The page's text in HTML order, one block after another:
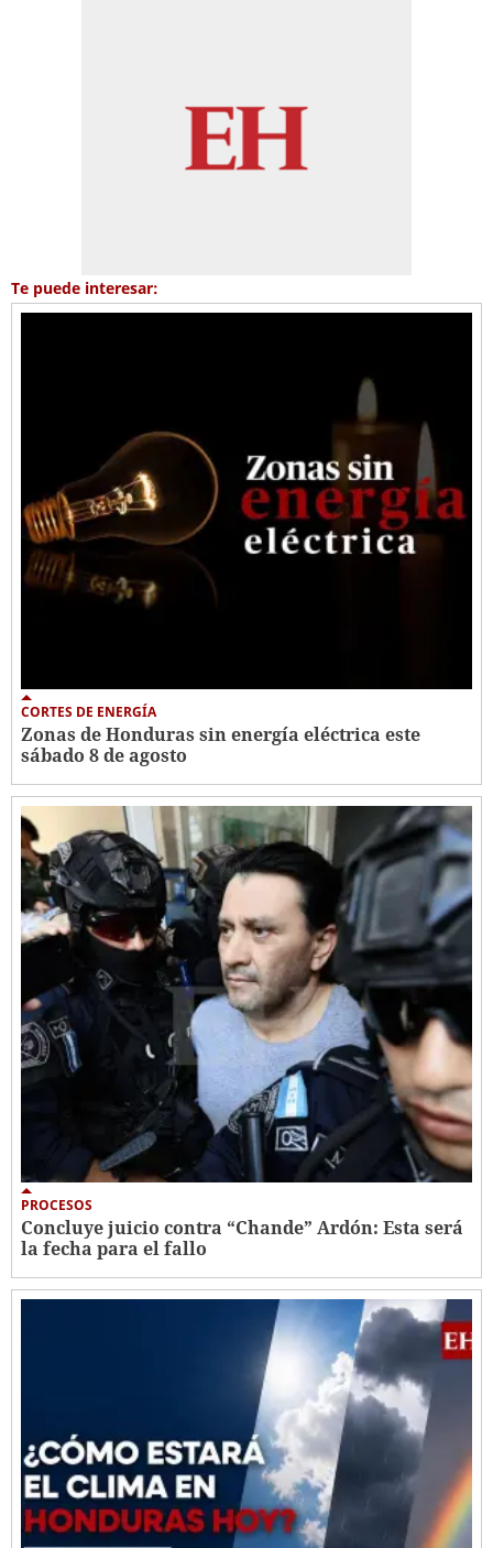
Te puede interesar:
CORTES DE ENERGÍA
Zonas de Honduras sin energía eléctrica este
sábado 8 de agosto
PROCESOS
Concluye juicio contra “Chande” Ardón: Esta será
la fecha para el fallo